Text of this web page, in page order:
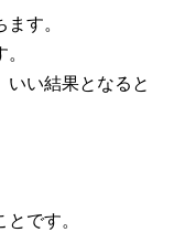
す。
いい結果となると
です。